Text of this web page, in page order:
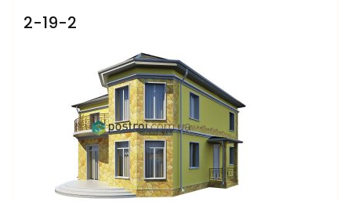
2-19-2